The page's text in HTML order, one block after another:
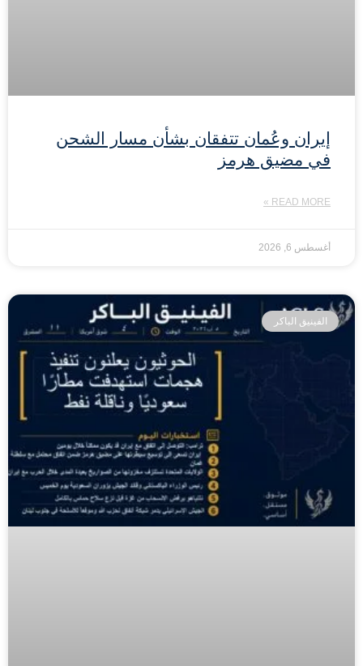
إيران وعُمان تتفقان بشأن مسار الشحن
في مضيق هرمز
READ MORE »
أغسطس 6, 2026
الفينيق الباكر